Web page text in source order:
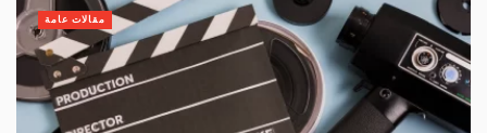
مقالات عامة